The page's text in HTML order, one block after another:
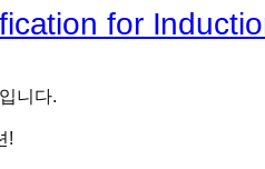
for
니다.
!